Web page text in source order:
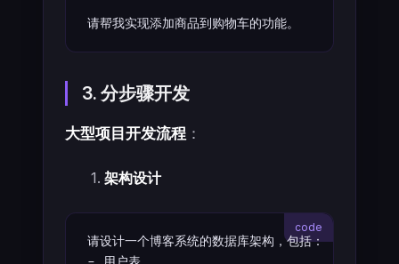
请帮我实现添加商品到购物车的功能。
3. 分步骤开发
大型项目开发流程 ：
架构设计
请设计一个博客系统的数据库架构，包括：